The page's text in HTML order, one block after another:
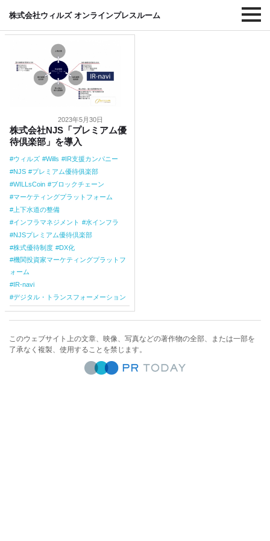
株式会社ウィルズ オンラインプレスルーム
#NJSプレミアム優待倶楽部
2023年5月30日
株式会社NJS「プレミアム優
待倶楽部」を導入
ウィルズ Wills
IR支援カンパニー
NJS
プレミアム優待俱楽部
WILLsCoin
ブロックチェーン
マーケティングプラットフォーム
上下水道の整備
インフラマネジメント
水インフラ
NJSプレミアム優待倶楽部
株式優待制度
DX化
機関投資家マーケティングプラットフ
ォーム
IR-navi
デジタル・トランスフォーメーション
このウェブサイト上の文章、映像、写真などの著作物の全部、または一部を
了承なく複製、使用することを禁じます。